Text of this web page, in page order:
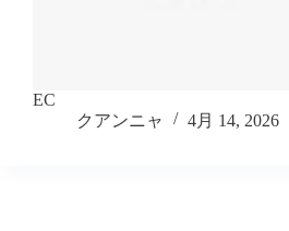
EC
クアンニャ
4月 14, 2026